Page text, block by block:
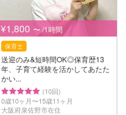
¥1,800 〜 /1時間
保育士
送迎のみ&短時間OK◎保育歴13
年、子育て経験を活かしてあたた
かい...
(10回)
0歳10ヶ月〜15歳11ヶ月
大阪府泉佐野市在住